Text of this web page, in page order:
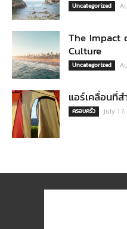
Uncategorized
The Impact
Culture
Uncategorized
แอร์เคลื่อนที่
ครอบครัว July